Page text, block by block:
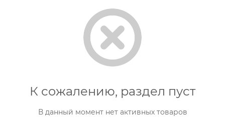
К сожалению, раздел пуст
В данный момент нет активных товаров